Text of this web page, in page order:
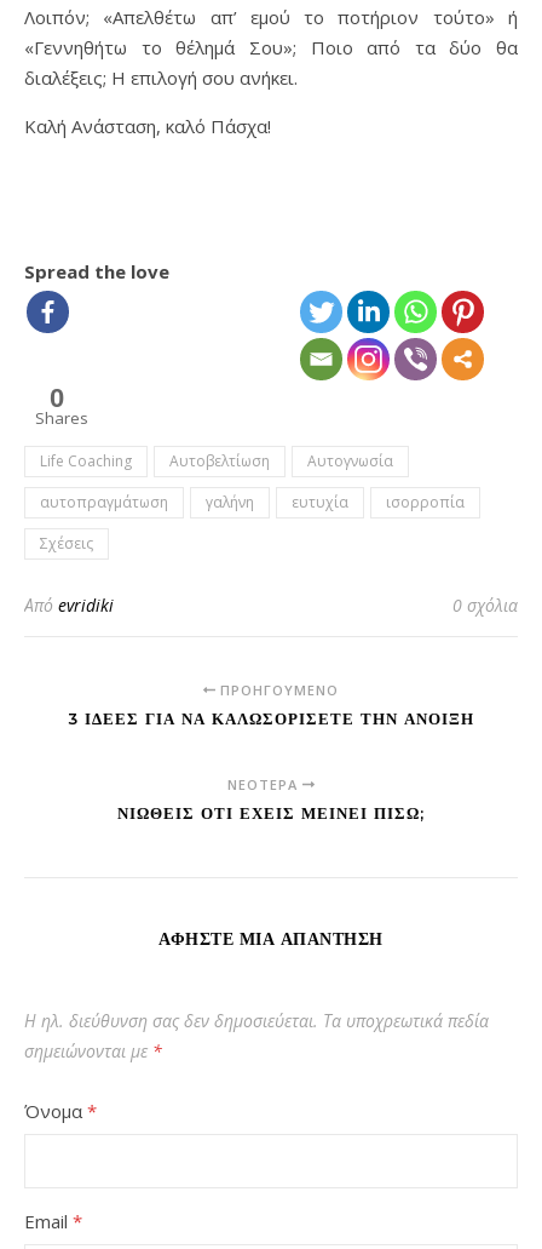
Λοιπόν; «Απελθέτω απ’ εμού το ποτήριον τούτο» ή
«Γεννηθήτω το θέλημά Σου»; Ποιο από τα δύο θα
διαλέξεις; Η επιλογή σου ανήκει.
Καλή Ανάσταση, καλό Πάσχα!
Spread the love
0
Shares
Life Coaching Αυτοβελτίωση
Αυτογνωσία
αυτοπραγμάτωση
γαλήνη ευτυχία
ισορροπία
Σχέσεις
Από evridiki 0 σχόλια
ΠΡΟΗΓΟΎΜΕΝΟ
3 ΙΔΈΕΣ ΓΙΑ ΝΑ ΚΑΛΩΣΟΡΊΣΕΤΕ ΤΗΝ ΆΝΟΙΞΗ
ΝΕΌΤΕΡΑ
ΝΙΏΘΕΙΣ ΌΤΙ ΈΧΕΙΣ ΜΕΊΝΕΙ ΠΊΣΩ;
ΑΦΉΣΤΕ ΜΙΑ ΑΠΆΝΤΗΣΗ
Η ηλ. διεύθυνση σας δεν δημοσιεύεται. Τα υποχρεωτικά πεδία
σημειώνονται με *
Όνομα *
Email *